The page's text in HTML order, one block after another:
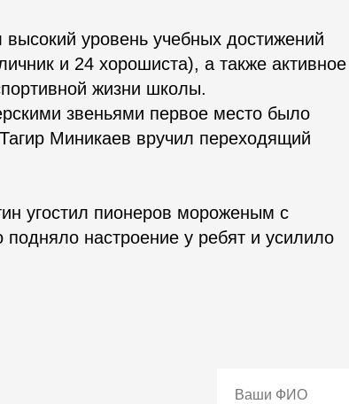
уровень учебных достижений
и 24 хорошиста), а также активное
жизни школы.
звеньями первое место было
Миникаев вручил переходящий
угостил пионеров мороженым с
настроение у ребят и усилило